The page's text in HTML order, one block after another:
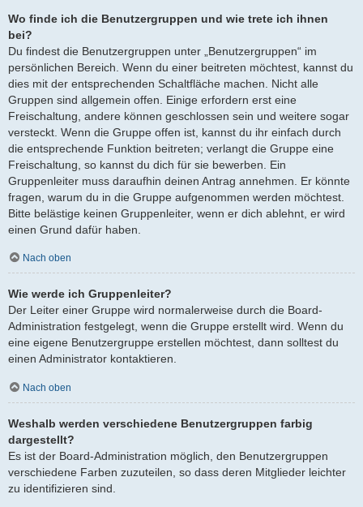
Wo finde ich die Benutzergruppen und wie trete ich ihnen
bei?
Du findest die Benutzergruppen unter „Benutzergruppen“ im
persönlichen Bereich. Wenn du einer beitreten möchtest, kannst du
dies mit der entsprechenden Schaltfläche machen. Nicht alle
Gruppen sind allgemein offen. Einige erfordern erst eine
Freischaltung, andere können geschlossen sein und weitere sogar
versteckt. Wenn die Gruppe offen ist, kannst du ihr einfach durch
die entsprechende Funktion beitreten; verlangt die Gruppe eine
Freischaltung, so kannst du dich für sie bewerben. Ein
Gruppenleiter muss daraufhin deinen Antrag annehmen. Er könnte
fragen, warum du in die Gruppe aufgenommen werden möchtest.
Bitte belästige keinen Gruppenleiter, wenn er dich ablehnt, er wird
einen Grund dafür haben.
Nach oben
Wie werde ich Gruppenleiter?
Der Leiter einer Gruppe wird normalerweise durch die Board-
Administration festgelegt, wenn die Gruppe erstellt wird. Wenn du
eine eigene Benutzergruppe erstellen möchtest, dann solltest du
einen Administrator kontaktieren.
Nach oben
Weshalb werden verschiedene Benutzergruppen farbig
dargestellt?
Es ist der Board-Administration möglich, den Benutzergruppen
verschiedene Farben zuzuteilen, so dass deren Mitglieder leichter
zu identifizieren sind.